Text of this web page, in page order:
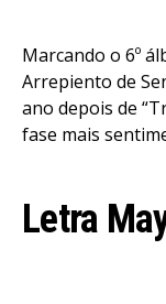
Marcando o 6º
Arrepiento de
ano depois de
fase mais
Letra